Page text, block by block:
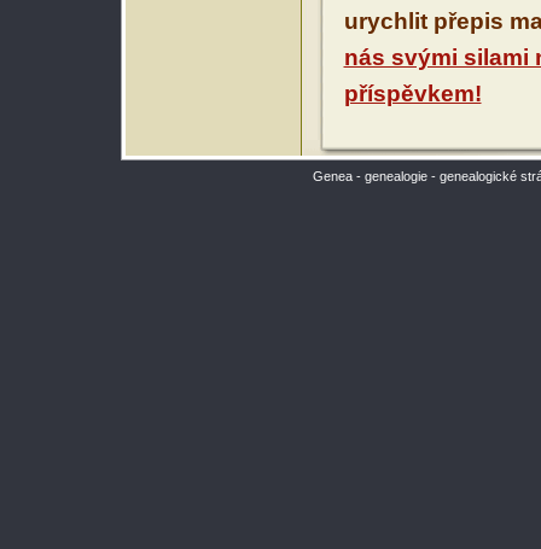
urychlit přepis
nás svými silami
příspěvkem!
Genea - genealogie - genealogické